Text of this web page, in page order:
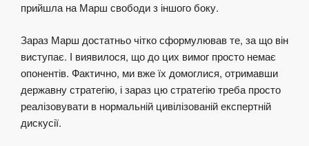
прийшла на Марш свободи з іншого боку.
Зараз Марш достатньо чітко сформулював те, за що він
виступає. І виявилося, що до цих вимог просто немає
опонентів. Фактично, ми вже їх домоглися, отримавши
державну стратегію, і зараз цю стратегію треба просто
реалізовувати в нормальній цивілізованій експертній
дискусії.